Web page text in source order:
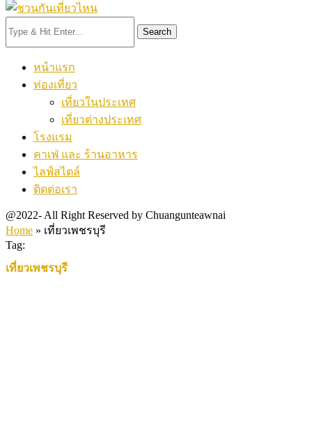
Search
หน้าแรก
ท่องเที่ยว
เที่ยวในประเทศ
เที่ยวต่างประเทศ
โรงแรม
คาเฟ่ และ ร้านอาหาร
ไลฟ์สไตล์
ติดต่อเรา
@2022- All Right Reserved by Chuangunteawnai
Home » เที่ยวเพชรบุรี
Tag:
เที่ยวเพชรบุรี